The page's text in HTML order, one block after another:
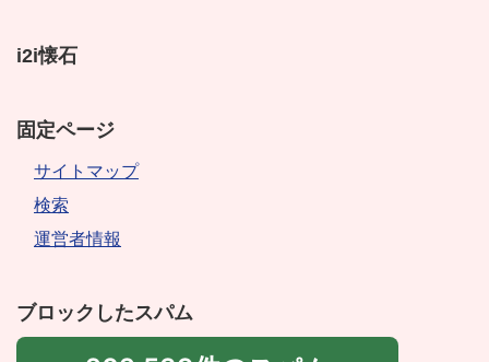
i2i懐石
固定ページ
サイトマップ
検索
運営者情報
ブロックしたスパム